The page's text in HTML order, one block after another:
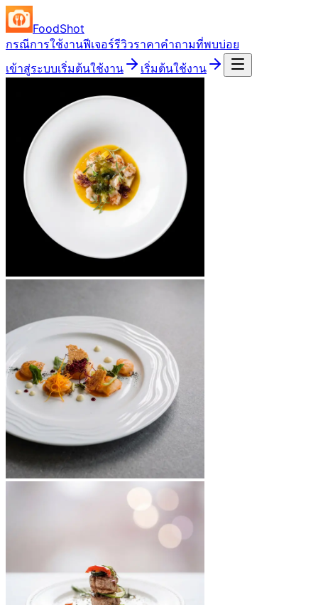
FoodShot
กรณีการใช้งานฟีเจอร์รีวิวราคาคำถามที่พบบ่อย
เข้าสู่ระบบเริ่มต้นใช้งาน เริ่มต้นใช้งาน